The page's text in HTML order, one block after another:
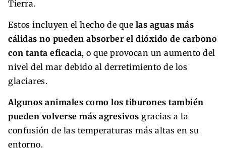
Tierra.
Estos incluyen el hecho de que las aguas más
cálidas no pueden absorber el dióxido de carbono
con tanta eficacia, o que provocan un aumento del
nivel del mar debido al derretimiento de los
glaciares.
Algunos animales como los tiburones también
pueden volverse más agresivos gracias a la
confusión de las temperaturas más altas en su
entorno.